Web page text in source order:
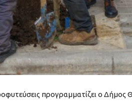
προγραμματίζει ο Δήμος